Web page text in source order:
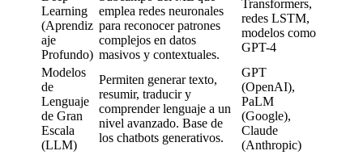
Learning
(Aprendiz
aje
Profundo)
emplea redes neuronales
para reconocer patrones
complejos en datos
masivos y contextuales.
Transformers,
redes LSTM,
modelos como
GPT-4
Modelos
de
Lenguaje
de Gran
Escala
(LLM)
Permiten generar texto,
resumir, traducir y
comprender lenguaje a un
nivel avanzado. Base de
los chatbots generativos.
GPT
(OpenAI),
PaLM
(Google),
Claude
(Anthropic)